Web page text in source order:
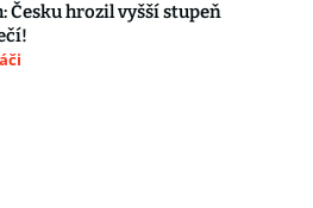
Česku hrozil vyšší stupeň